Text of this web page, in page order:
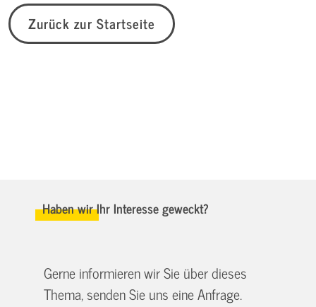
Zurück zur Startseite
Haben wir Ihr Interesse geweckt?
Gerne informieren wir Sie über dieses
Thema, senden Sie uns eine Anfrage.